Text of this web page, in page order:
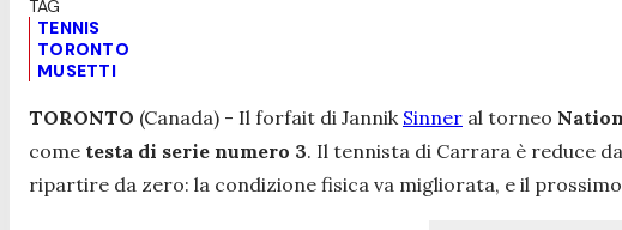
TENNIS
TORONTO
MUSETTI
TORONTO (Canada) - Il forfait di Jannik Sinner al torneo
come testa di serie numero 3. Il tennista di Carrara è reduce
ripartire da zero: la condizione fisica va migliorata, e il